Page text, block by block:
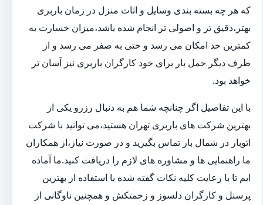
که هر چه بسته بندی وسایل و اثاث منزل در زمان باربری
بهتر،دقیق تر و اصولی تر انجام شده باشد،میزان خسارت به
کمترین حد امکان می رسد و حتی به صفر می رسد و از
طرف دیگر حمل بار برای خود کارگران باربری نیز آسان تر
خواهد بود.
با این تفاصیل اگر چنانچه شما هم به دنبال رزرو یکی از
بهترین شرکت های باربری تهران هستید،می توانید با شرکت
اتوبار در شمال بار تماس بگیرید و در صورت نیاز،از همکاران
ما راهنمایی ها و مشاوره های لازم را دریافت کنید.ما آماده
ایم تا با رعایت کلیه نکات گفته شده با استفاده از بهترین
پرسنل و کارگران دلسوز و زحمتکش و همچنین ناوگانی از